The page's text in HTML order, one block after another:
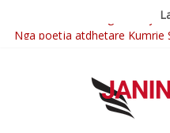
Nga poetja atdhetare Kumrie
Çlirimtari Mentor Mushkolaj
Xhevdet Qeriqi Dega e
Postim me vlera nga artistja